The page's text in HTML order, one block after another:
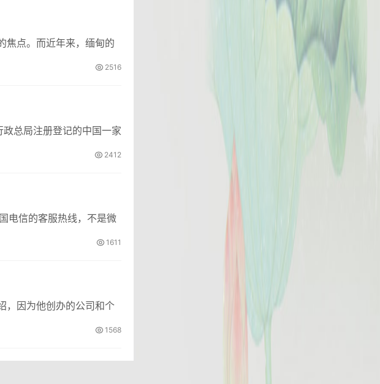
焦点。而近年来，缅甸的
2516
总局注册登记的中国一家
2412
电信的客服热线，不是微
1611
，因为他创办的公司和个
1568